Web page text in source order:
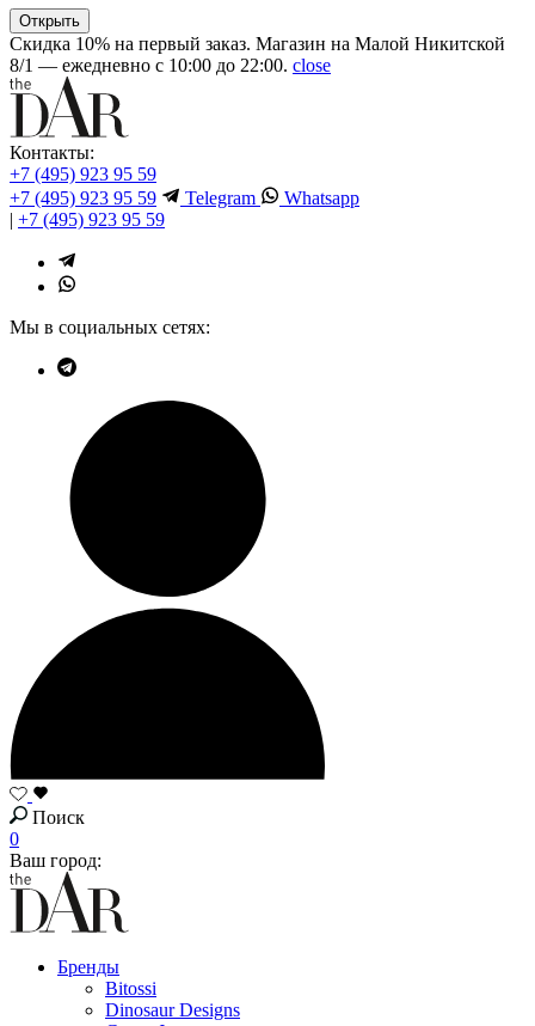
Открыть
Скидка 10% на первый заказ. Магазин на Малой Никитской
8/1 — ежедневно с 10:00 до 22:00. close
Контакты:
+7 (495) 923 95 59
+7 (495) 923 95 59
Telegram
Whatsapp
| +7 (495) 923 95 59
Мы в социальных сетях:
Поиск
0
Ваш город:
Бренды
Bitossi
Dinosaur Designs